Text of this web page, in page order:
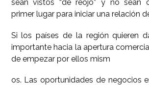
sean vistos “de reojo” y no sean
primer lugar para iniciar una relación
Si los países de la región quieren
importante hacia la apertura
de empezar por ellos mism
os. Las oportunidades de negocios